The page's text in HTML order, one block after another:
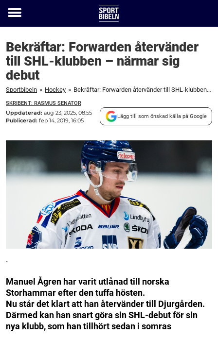
Toggle
Bekräftar: Forwarden återvänder
till SHL-klubben – närmar sig
debut
Sportbibeln » Hockey » Bekräftar: Forwarden återvänder till SHL-klubben – närmar sig debut
SKRIBENT: RASMUS SENATOR
Uppdaterad: aug 23, 2025, 08:55
Publicerad: feb 14, 2019, 16:05
Lägg till som önskad källa på Google
.
Manuel Ågren har varit utlånad till norska
Storhammar efter den tuffa hösten.
Nu står det klart att han återvänder till Djurgården.
Därmed kan han snart göra sin SHL-debut för sin
nya klubb, som han tillhört sedan i somras